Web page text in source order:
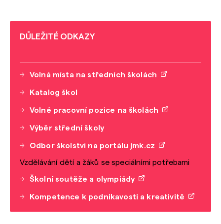
DŮLEŽITÉ ODKAZY
Volná místa na středních školách
Katalog škol
Volné pracovní pozice na školách
Výběr střední školy
Odbor školství na portálu jmk.cz
Vzdělávání dětí a žáků se speciálními potřebami
Školní soutěže a olympiády
Kompetence k podnikavosti a kreativitě